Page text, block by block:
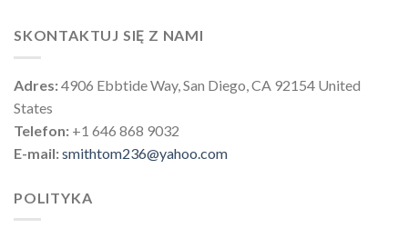
SKONTAKTUJ SIĘ Z NAMI
Adres:4906 Ebbtide Way, San Diego, CA 92154 United
States
Telefon: +1 646 868 9032
E-mail:smithtom236@yahoo.com
POLITYKA